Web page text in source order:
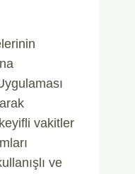
vakitler
ve